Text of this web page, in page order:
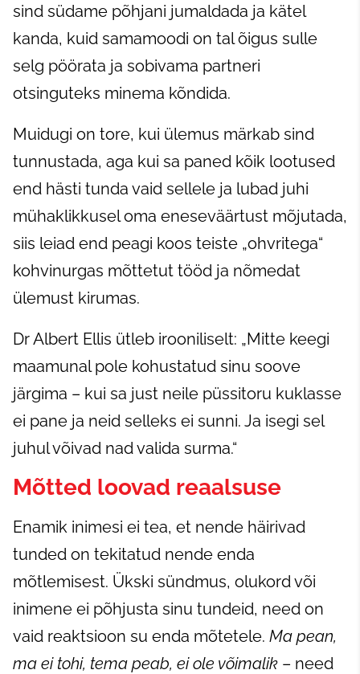
sind südame põhjani jumaldada ja kätel
kanda, kuid samamoodi on tal õigus sulle
selg pöörata ja sobivama partneri
otsinguteks minema kõndida.
Muidugi on tore, kui ülemus märkab sind
tunnustada, aga kui sa paned kõik lootused
end hästi tunda vaid sellele ja lubad juhi
mühaklikkusel oma eneseväärtust mõjutada,
siis leiad end peagi koos teiste „ohvritega“
kohvinurgas mõttetut tööd ja nõmedat
ülemust kirumas.
Dr Albert Ellis ütleb irooniliselt: „Mitte keegi
maamunal pole kohustatud sinu soove
järgima – kui sa just neile püssitoru kuklasse
ei pane ja neid selleks ei sunni. Ja isegi sel
juhul võivad nad valida surma.“
Mõtted loovad reaalsuse
Enamik inimesi ei tea, et nende häirivad
tunded on tekitatud nende enda
mõtlemisest. Ükski sündmus, olukord või
inimene ei põhjusta sinu tundeid, need on
vaid reaktsioon su enda mõtetele. Ma pean,
ma ei tohi, tema peab, ei ole võimalik – need